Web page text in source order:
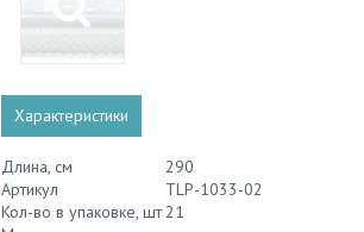
Характеристики
Длина, см
290
Артикул
TLP-1033-02
Кол-во в упаковке, шт21